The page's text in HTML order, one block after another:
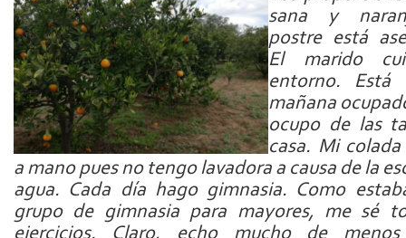
sana y
postre está
El marido
entorno. Está
mañana
ocupo de las
casa. Mi
a mano pues no tengo lavadora a causa de la
agua. Cada día hago gimnasia. Como
grupo de gimnasia para mayores, me sé